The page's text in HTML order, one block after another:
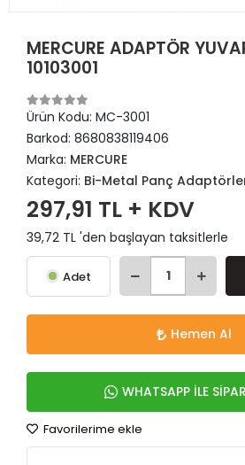
MERCURE ADAPTÖR
10103001
Ürün Kodu: MC-3001
Barkod: 8680838119406
Marka: MERCURE
Kategori: Bi-Metal Panç
297,91 TL + KDV
39,72 TL 'den başlayan taksitlerle
Adet
Hemen Al
WHATSAPP İLE
Favorilerime ekle